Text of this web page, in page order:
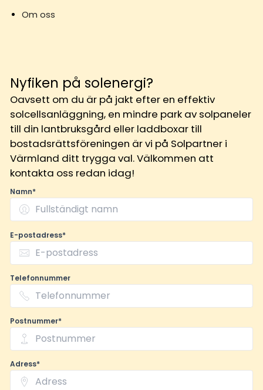
Om oss
Nyfiken på solenergi?
Oavsett om du är på jakt efter en effektiv
solcellsanläggning, en mindre park av solpaneler
till din lantbruksgård eller laddboxar till
bostadsrättsföreningen är vi på Solpartner i
Värmland ditt trygga val. Välkommen att
kontakta oss redan idag!
Namn*
E-postadress*
Telefonnummer
Postnummer*
Adress*